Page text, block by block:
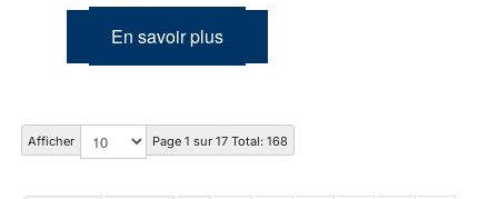
En savoir plus
Afficher Page 1 sur 17 Total: 168